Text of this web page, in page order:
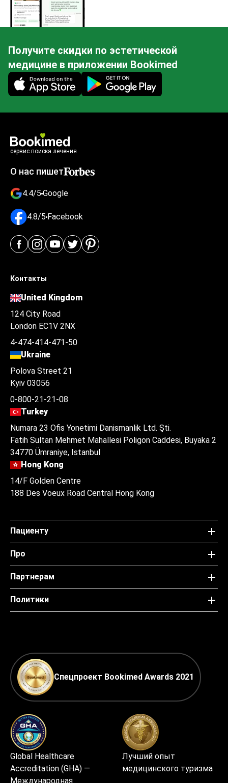
Получите скидки по эстетической
медицине в приложении Bookimed
Mobile app illustration
сервис поиска лечения
О нас пишет
4.4/5 Google
4.8/5 Facebook
Контакты
United Kingdom
124 City Road
London EC1V 2NX
4-474-414-471-50
Ukraine
Polova Street 21
Kyiv 03056
0-800-21-21-08
Turkey
Numara 23 Ofis Yonetimi Danismanlik Ltd. Şti.
Fatih Sultan Mehmet Mahallesi Poligon Caddesi, Buyaka 2
34770 Ümraniye, Istanbul
Hong Kong
14/F Golden Centre
188 Des Voeux Road Central Hong Kong
Пациенту
Про
Партнерам
Политики
Спецпроект Bookimed Awards 2021
Global Healthcare
Accreditation (GHA) —
Международная
Лучший опыт
медицинского туризма